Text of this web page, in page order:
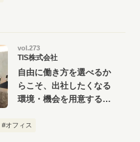
vol.273
TIS株式会社
自由に働き方を選べるか
らこそ、出社したくなる
環境・機会を用意する。
ツアー
#オフィス